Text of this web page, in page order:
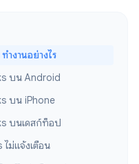
ำงานอย่างไร
บน Android
บน iPhone
บนเดสก์ท็อป
ม่แจ้งเตือน